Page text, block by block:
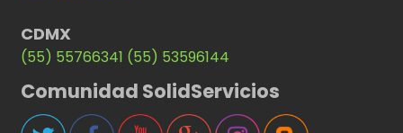
CDMX
(55) 55766341 (55) 53596144
Comunidad SolidServicios